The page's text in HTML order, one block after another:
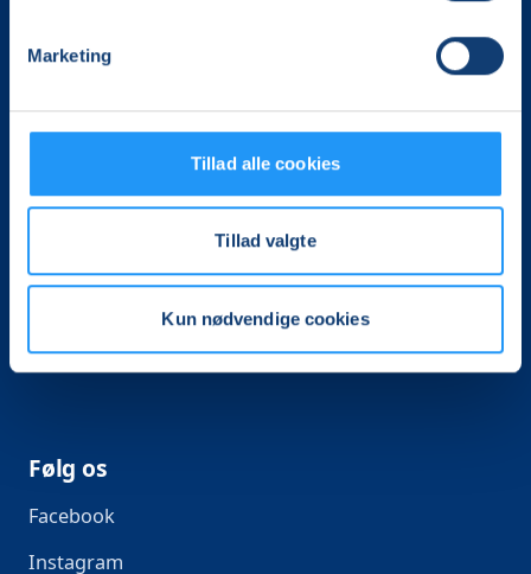
Marketing
Tillad alle cookies
Tillad valgte
Kun nødvendige cookies
Genveje
Kurser
For undervisere
Følg os
Facebook
Instagram